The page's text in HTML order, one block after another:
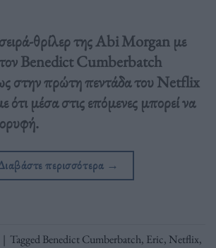
θρίλερ της Abi Morgan με
Benedict Cumberbatch
στην πρώτη πεντάδα του Netflix
ότι μέσα στις επόμενες μπορεί να
περισσότερα →
| TaggedBenedict Cumberbatch, Eric, Netflix,